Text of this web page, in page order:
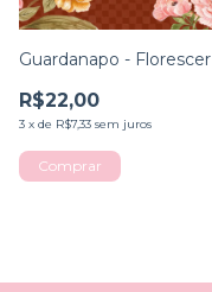
Guardanapo - Florescer
R$22,00
3 x de R$7,33 sem juros